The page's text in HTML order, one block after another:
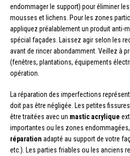
endommager le support) pour éliminer
mousses et lichens. Pour les zones
appliquez préalablement un produit anti-
spécial façades. Laissez agir selon les
avant de rincer abondamment. Veillez à
(fenêtres, plantations, équipements
opération.
La réparation des imperfections
doit pas être négligée. Les petites
être traitées avec un mastic acrylique
importantes ou les zones
réparation adapté au support de votre
etc.). Les parties friables ou les anciens